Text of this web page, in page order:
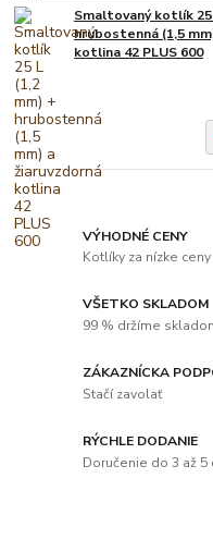
Smaltovaný kotlík 25
hrubostenná (1,5
kotlina 42 PLUS 600
VÝHODNÉ CENY
Kotlíky za nízke ceny
VŠETKO SKLADOM
99 % držíme
ZÁKAZNÍCKA
Stačí zavolať
RÝCHLE DODANIE
Doručenie do 3 až 5